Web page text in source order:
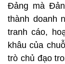
Đảng mà
thành doanh
tranh cáo,
khâu của
trò chủ đạo